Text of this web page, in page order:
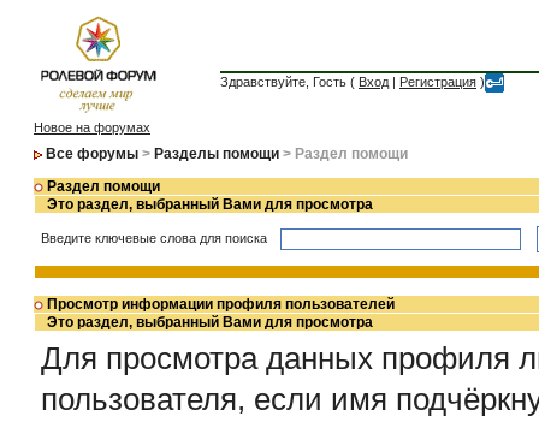
Здравствуйте, Гость ( Вход | Регистрация )
Новое на форумах
Все форумы > Разделы помощи > Раздел помощи
Раздел помощи
Это раздел, выбранный Вами для просмотра
Введите ключевые слова для поиска
Просмотр информации профиля пользователей
Это раздел, выбранный Вами для просмотра
Для просмотра данных профиля
пользователя, если имя